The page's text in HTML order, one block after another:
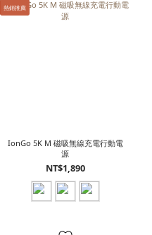
熱銷推薦
IonGo 5K M 磁吸無線充電行動電
源
NT$1,890